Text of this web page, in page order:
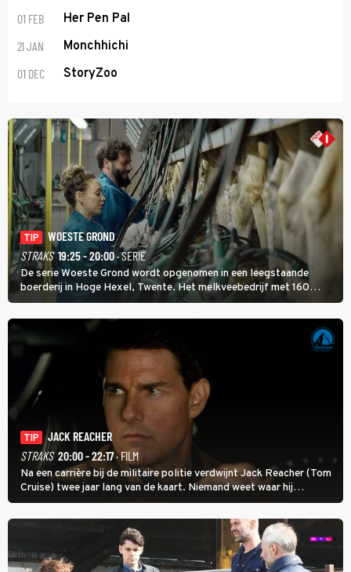
01 FEB Her Pen Pal
21 JAN Monchhichi
01 DEC StoryZoo
TIP
WOESTE GROND
STRAKS 19:25 - 20:00· SERIE
De serie Woeste Grond wordt opgenomen in een leegstaande
boerderij in Hoge Hexel, Twente. Het melkveebedrijf met 160
koeien moest sluiten, omdat het dicht bij een Natura 2000-gebied
ligt. In de serie heerst er een gevaarlijke veeziekte.
TIP
JACK REACHER
STRAKS 20:00 - 22:17· FILM
Na een carrière bij de militaire politie verdwijnt Jack Reacher (Tom
Cruise) twee jaar lang van de kaart. Niemand weet waar hij
uithangt, totdat moordverdachte James Barr naar hem vraagt.